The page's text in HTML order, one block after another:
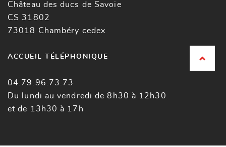
Château des ducs de Savoie
CS 31802
73018 Chambéry cedex
ACCUEIL TÉLÉPHONIQUE
04.79.96.73.73
Du lundi au vendredi de 8h30 à 12h30
et de 13h30 à 17h